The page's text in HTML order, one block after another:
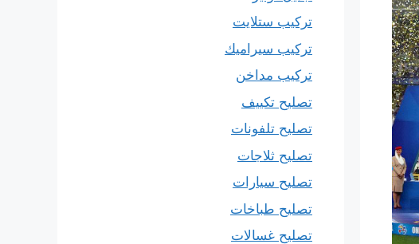
تركيب ستلايت
تركيب سيراميك
تركيب مداخن
تصليح تكييف
تصليح تلفونات
تصليح ثلاجات
تصليح سيارات
تصليح طباخات
تصليح غسالات